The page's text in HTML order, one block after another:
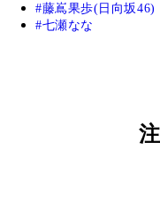
藤嶌果歩(日向坂46)
七瀬なな